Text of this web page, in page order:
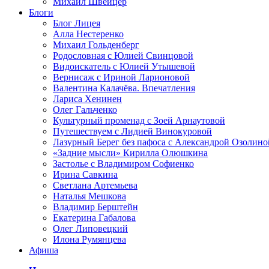
Блоги
Блог Лицея
Алла Нестеренко
Михаил Гольденберг
Родословная с Юлией Свинцовой
Видоискатель с Юлией Утышевой
Вернисаж с Ириной Ларионовой
Валентина Калачёва. Впечатления
Лариса Хенинен
Олег Гальченко
Культурный променад с Зоей Арнаутовой
Путешествуем с Лидией Винокуровой
Лазурный Берег без пафоса с Александрой
«Задние мысли» Кирилла Олюшкина
Застолье с Владимиром Софиенко
Ирина Савкина
Светлана Артемьева
Наталья Мешкова
Владимир Берштейн
Екатерина Габалова
Олег Липовецкий
Илона Румянцева
Афиша